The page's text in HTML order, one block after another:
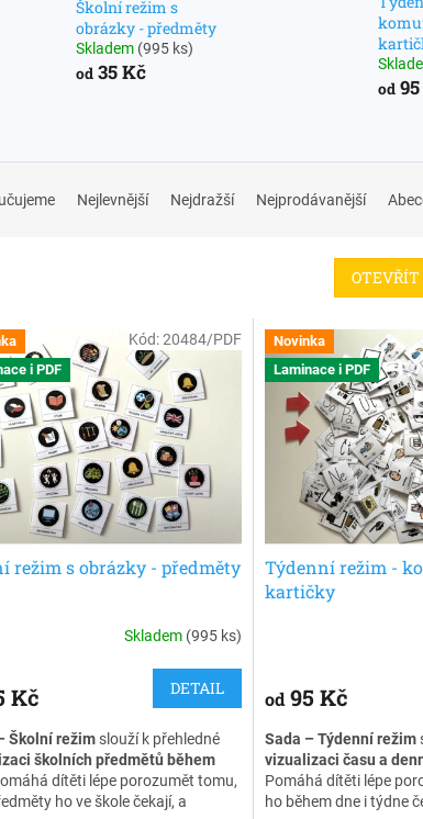
Školní režim s
obrázky - předměty
Skladem (995 ks)
od 35 Kč
od95
Nejlevnější Nejdražší Nejprodávanější
OTEVŘÍT
i PDF
režim s obrázky - předměty
Skladem (995 ks)
Kč DETAIL
Školní režim slouží k přehledné
školních předmětů během
dítěti lépe porozumět tomu,
ho ve škole čekají, a
Kód:20484/PDF
Novinka
Laminace i PDF
Týdenní režim -
kartičky
od95 Kč
Sada – Týdenní režim
vizualizaci času a
Pomáhá dítěti lépe
ho během dne i týdne